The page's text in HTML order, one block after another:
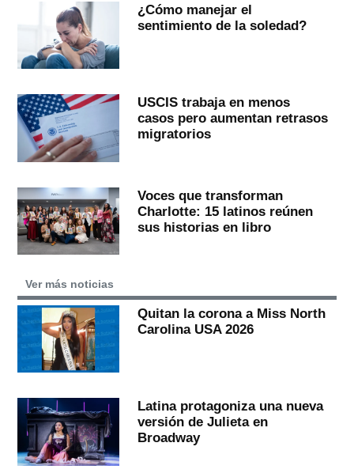
¿Cómo manejar el
sentimiento de la soledad?
USCIS trabaja en menos
casos pero aumentan retrasos
migratorios
Voces que transforman
Charlotte: 15 latinos reúnen
sus historias en libro
Ver más noticias
Quitan la corona a Miss North
Carolina USA 2026
Latina protagoniza una nueva
versión de Julieta en
Broadway